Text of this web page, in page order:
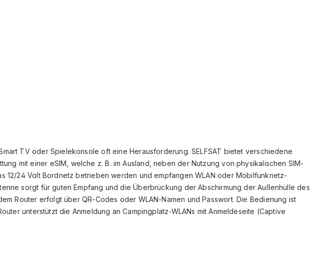
TV oder Spielekonsole oft eine Herausforderung. SELFSAT bietet verschiedene
mit einer eSIM, welche z. B. im Ausland, neben der Nutzung von physikalischen SIM-
12/24 Volt Bordnetz betrieben werden und empfangen WLAN oder Mobilfunknetz-
sorgt für guten Empfang und die Überbrückung der Abschirmung der Außenhülle des
Router erfolgt über QR-Codes oder WLAN-Namen und Passwort. Die Bedienung ist
unterstützt die Anmeldung an Campingplatz-WLANs mit Anmeldeseite (Captive